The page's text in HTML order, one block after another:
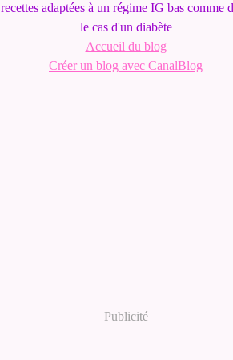
recettes adaptées à un régime IG bas comme
le cas d'un diabète
Accueil du blog
Créer un blog avec CanalBlog
Publicité